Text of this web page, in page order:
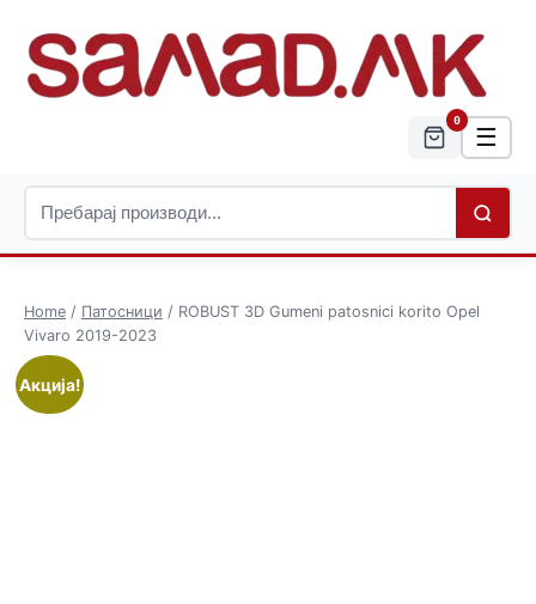
0
☰
Home / Патосници / ROBUST 3D Gumeni patosnici korito Opel
Vivaro 2019-2023
Акција!